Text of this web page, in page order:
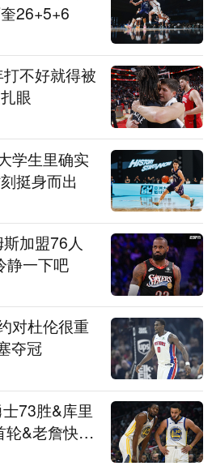
26+5+6
不好就得被
眼
学生里确实
挺身而出
加盟76人
静一下吧
对杜伦很重
夺冠
73胜&库里
&老詹快42